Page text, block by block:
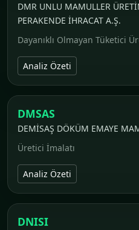
DMR UNLU MAMULLER
PERAKENDE İHRACAT A.Ş.
Dayanıklı Olmayan Tüketici
Analiz Özeti
DMSAS
DEMİSAŞ DÖKÜM EMAYE
Üretici İmalatı
Analiz Özeti
DNISI